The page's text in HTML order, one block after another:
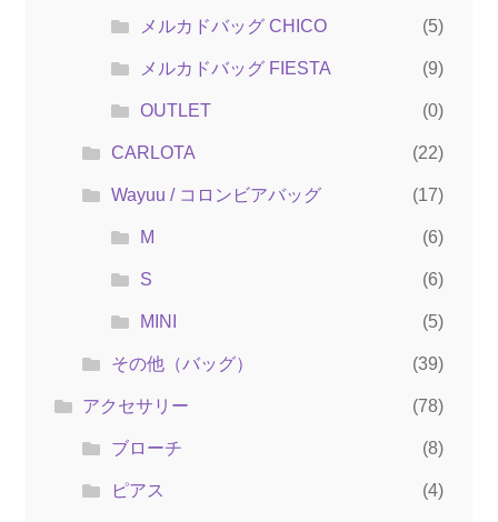
メルカドバッグ CHICO (5)
メルカドバッグ FIESTA (9)
OUTLET (0)
CARLOTA (22)
Wayuu / コロンビアバッグ (17)
M (6)
S (6)
MINI (5)
その他（バッグ） (39)
アクセサリー (78)
ブローチ (8)
ピアス (4)